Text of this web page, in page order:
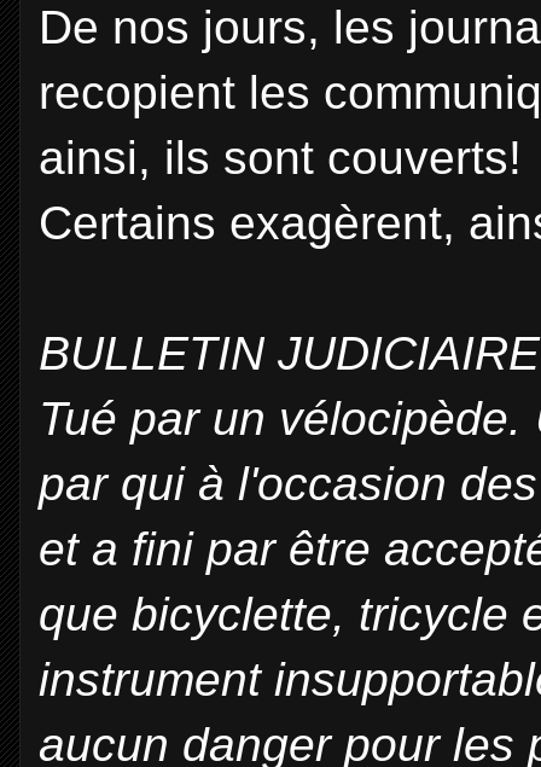
De nos jours, les
recopient les
ainsi, ils sont couverts!
Certains exagèrent,
BULLETIN JUDICIAIRE
Tué par un
par qui à l'occasion
et a fini par être
que bicyclette, tricycle
instrument
aucun danger pour les